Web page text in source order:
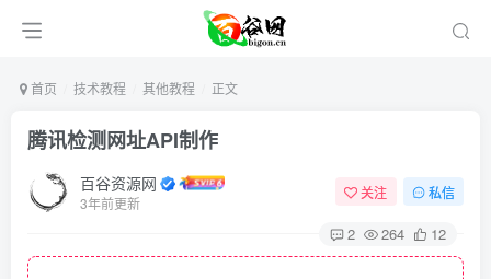
首页 技术教程 其他教程 正文
腾讯检测网址API制作
百谷资源网
3年前更新
关注 私信
2 264 12